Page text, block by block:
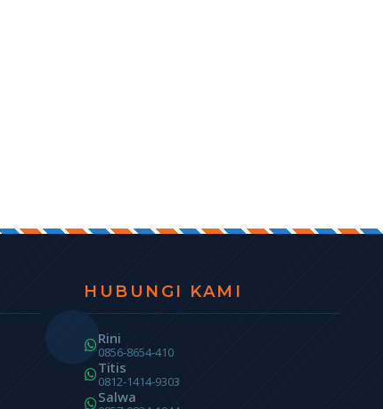
HUBUNGI KAMI
Rini
0856-8654-410
Titis
0812-1414-9303
Salwa